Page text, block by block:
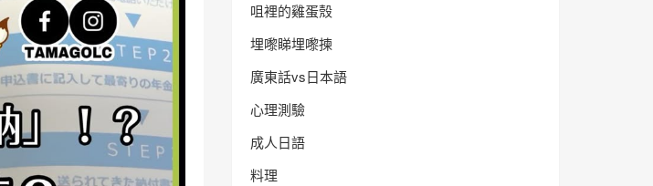
咀裡的雞蛋殼
埋嚟睇埋嚟揀
廣東話vs日本語
心理測驗
成人日語
料理